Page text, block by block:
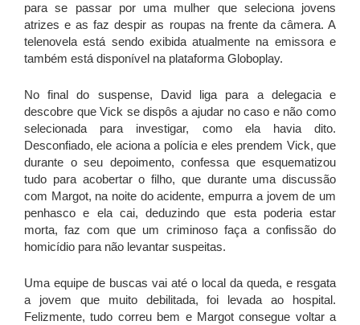
para se passar por uma mulher que seleciona jovens
atrizes e as faz despir as roupas na frente da câmera. A
telenovela está sendo exibida atualmente na emissora e
também está disponível na plataforma Globoplay.
No final do suspense, David liga para a delegacia e
descobre que Vick se dispôs a ajudar no caso e não como
selecionada para investigar, como ela havia dito.
Desconfiado, ele aciona a polícia e eles prendem Vick, que
durante o seu depoimento, confessa que esquematizou
tudo para acobertar o filho, que durante uma discussão
com Margot, na noite do acidente, empurra a jovem de um
penhasco e ela cai, deduzindo que esta poderia estar
morta, faz com que um criminoso faça a confissão do
homicídio para não levantar suspeitas.
Uma equipe de buscas vai até o local da queda, e resgata
a jovem que muito debilitada, foi levada ao hospital.
Felizmente, tudo correu bem e Margot consegue voltar a